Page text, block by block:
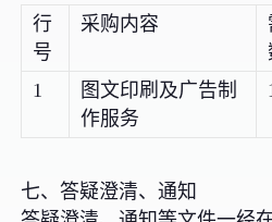
行
号
采购内容
1
图文印刷及广告制
作服务
七、答疑澄清、通知